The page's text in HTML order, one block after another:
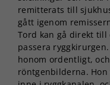
remitterats till
gått igenom
Tord kan gå direkt
passera
honom ordentligt,
röntgenbilderna.